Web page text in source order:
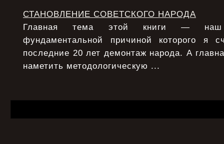
СТАНОВЛЕНИЕ СОВЕТСКОГО НАРОДА
Главная тема этой книги — наш
фундаментальной причиной которого я
последние 20 лет демонтаж народа. А
наметить методологическую ...